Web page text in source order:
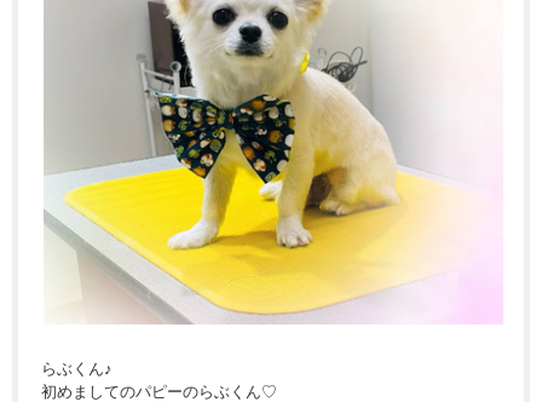
らぶくん♪
初めましてのパピーのらぶくん♡